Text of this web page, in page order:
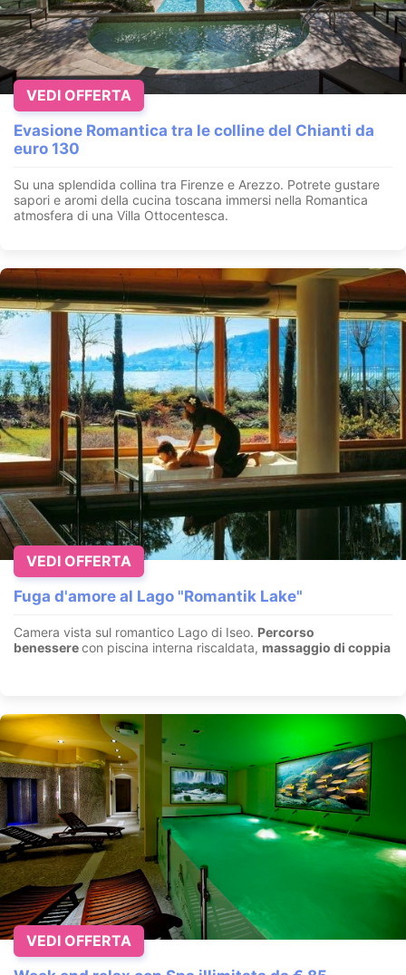
Evasione Romantica tra le colline del Chianti da
euro 130
Su una splendida collina tra Firenze e Arezzo. Potrete gustare
sapori e aromi della cucina toscana immersi nella Romantica
atmosfera di una Villa Ottocentesca.
VEDI OFFERTA
Fuga d'amore al Lago "Romantik Lake"
Camera vista sul romantico Lago di Iseo. Percorso
benesserecon piscina interna riscaldata, massaggio di coppia
VEDI OFFERTA
VEDI OFFERTA